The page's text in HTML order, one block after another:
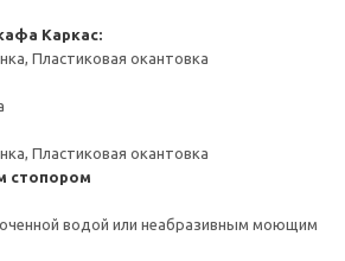
Каркас:
Пластиковая окантовка
Пластиковая окантовка
стопором
водой или неабразивным моющим